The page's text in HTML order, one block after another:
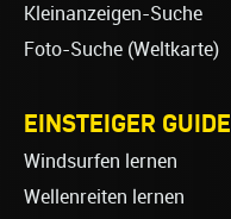
Kleinanzeigen-Suche
Foto-Suche (Weltkarte)
EINSTEIGER GUIDE
Windsurfen lernen
Wellenreiten lernen